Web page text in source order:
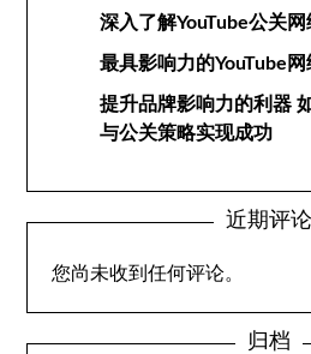
深入了解YouTube公关
最具影响力的YouTube
提升品牌影响力的利器
与公关策略实现成功
近期评论
您尚未收到任何评论。
归档